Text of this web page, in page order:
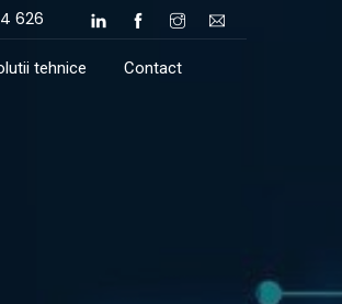
626
tehnice Contact